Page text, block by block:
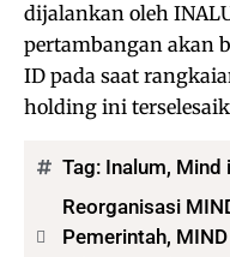
dijalankan oleh
pertambangan akan
ID pada saat
holding ini
Tag: Inalum, Mind
Reorganisasi
Pemerintah,